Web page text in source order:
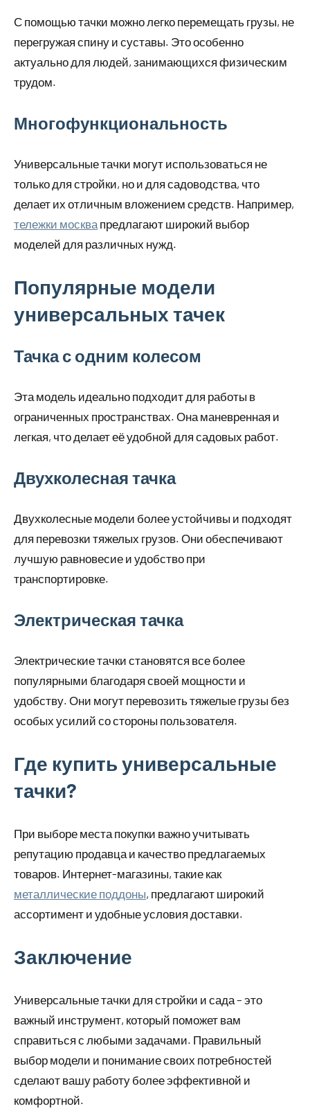
С помощью тачки можно легко перемещать грузы, не
перегружая спину и суставы. Это особенно
актуально для людей, занимающихся физическим
трудом.
Многофункциональность
Универсальные тачки могут использоваться не
только для стройки, но и для садоводства, что
делает их отличным вложением средств. Например,
тележки москва предлагают широкий выбор
моделей для различных нужд.
Популярные модели
универсальных тачек
Тачка с одним колесом
Эта модель идеально подходит для работы в
ограниченных пространствах. Она маневренная и
легкая, что делает её удобной для садовых работ.
Двухколесная тачка
Двухколесные модели более устойчивы и подходят
для перевозки тяжелых грузов. Они обеспечивают
лучшую равновесие и удобство при
транспортировке.
Электрическая тачка
Электрические тачки становятся все более
популярными благодаря своей мощности и
удобству. Они могут перевозить тяжелые грузы без
особых усилий со стороны пользователя.
Где купить универсальные
тачки?
При выборе места покупки важно учитывать
репутацию продавца и качество предлагаемых
товаров. Интернет-магазины, такие как
металлические поддоны, предлагают широкий
ассортимент и удобные условия доставки.
Заключение
Универсальные тачки для стройки и сада – это
важный инструмент, который поможет вам
справиться с любыми задачами. Правильный
выбор модели и понимание своих потребностей
сделают вашу работу более эффективной и
комфортной.